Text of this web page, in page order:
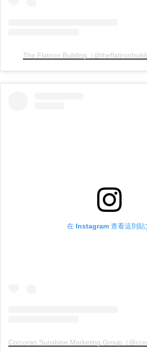
The Flatiron Building（
在 Instagram 查看這則貼